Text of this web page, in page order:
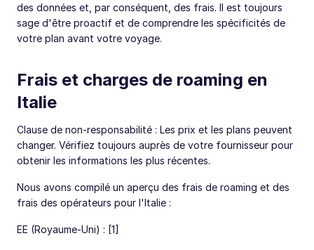
des données et, par conséquent, des frais. Il est toujours
sage d'être proactif et de comprendre les spécificités de
votre plan avant votre voyage.
Frais et charges de roaming en
Italie
Clause de non-responsabilité : Les prix et les plans peuvent
changer. Vérifiez toujours auprès de votre fournisseur pour
obtenir les informations les plus récentes.
Nous avons compilé un aperçu des frais de roaming et des
frais des opérateurs pour l'Italie :
EE (Royaume-Uni) : [1]